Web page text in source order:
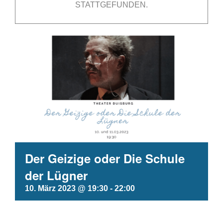
STATTGEFUNDEN.
Der Geizige oder Die Schule
der Lügner
10. März 2023 @ 19:30 - 22:00